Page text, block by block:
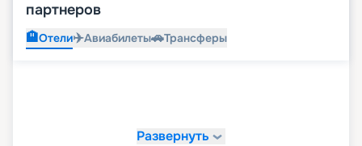
партнеров
🏨Отели✈️Авиабилеты🚗Трансферы
Развернуть